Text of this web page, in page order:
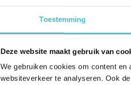
Toestemming
Deze website maakt gebruik van
We gebruiken cookies om content
websiteverkeer te analyseren. Ook